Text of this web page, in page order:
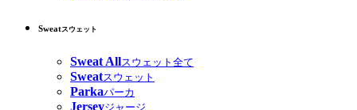
Sweatスウェット
Sweat Allスウェット全て
Sweatスウェット
Parkaパーカ
Jerseyジャージ